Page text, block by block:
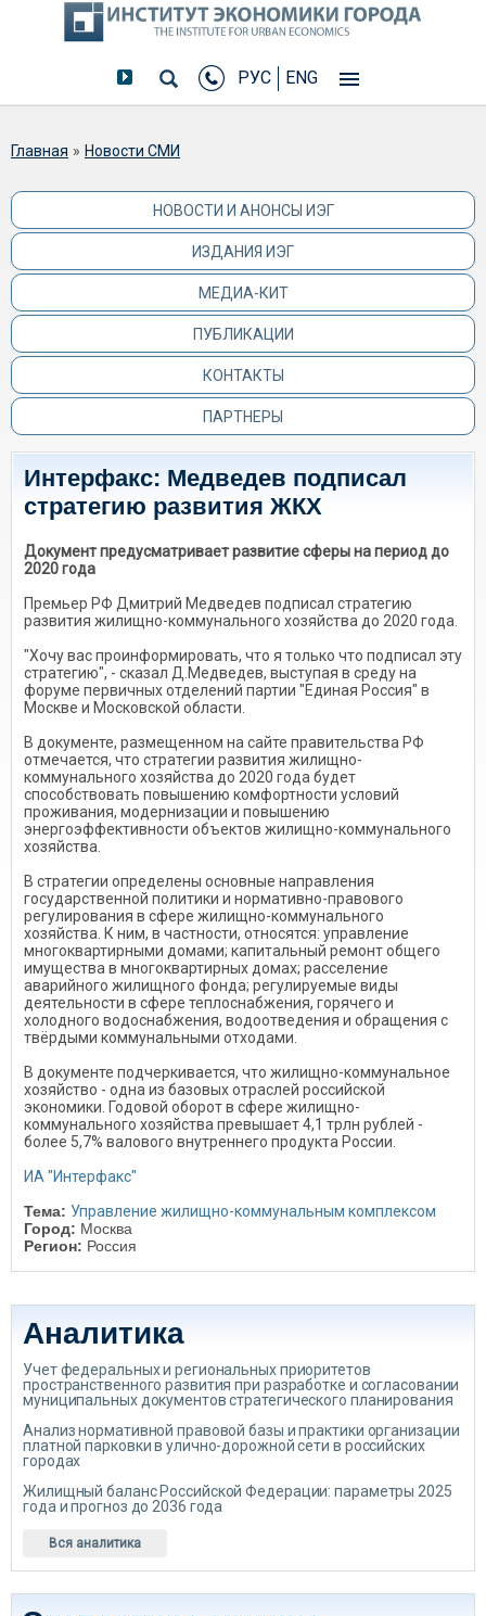
РУС ENG
Вы здесь
Главная » Новости СМИ
НОВОСТИ И АНОНСЫ ИЭГ
ИЗДАНИЯ ИЭГ
МЕДИА-КИТ
ПУБЛИКАЦИИ
КОНТАКТЫ
ПАРТНЕРЫ
Интерфакс: Медведев подписал
стратегию развития ЖКХ
Документ предусматривает развитие сферы на период до
2020 года
Премьер РФ Дмитрий Медведев подписал стратегию
развития жилищно-коммунального хозяйства до 2020 года.
"Хочу вас проинформировать, что я только что подписал эту
стратегию", - сказал Д.Медведев, выступая в среду на
форуме первичных отделений партии "Единая Россия" в
Москве и Московской области.
В документе, размещенном на сайте правительства РФ
отмечается, что стратегии развития жилищно-
коммунального хозяйства до 2020 года будет
способствовать повышению комфортности условий
проживания, модернизации и повышению
энергоэффективности объектов жилищно-коммунального
хозяйства.
В стратегии определены основные направления
государственной политики и нормативно-правового
регулирования в сфере жилищно-коммунального
хозяйства. К ним, в частности, относятся: управление
многоквартирными домами; капитальный ремонт общего
имущества в многоквартирных домах; расселение
аварийного жилищного фонда; регулируемые виды
деятельности в сфере теплоснабжения, горячего и
холодного водоснабжения, водоотведения и обращения с
твёрдыми коммунальными отходами.
В документе подчеркивается, что жилищно-коммунальное
хозяйство - одна из базовых отраслей российской
экономики. Годовой оборот в сфере жилищно-
коммунального хозяйства превышает 4,1 трлн рублей -
более 5,7% валового внутреннего продукта России.
ИА "Интерфакс"
Тема: Управление жилищно-коммунальным комплексом
Город: Москва
Регион: Россия
Аналитика
Учет федеральных и региональных приоритетов
пространственного развития при разработке и согласовании
муниципальных документов стратегического планирования
Анализ нормативной правовой базы и практики организации
платной парковки в улично-дорожной сети в российских
городах
Жилищный баланс Российской Федерации: параметры 2025
года и прогноз до 2036 года
Вся аналитика